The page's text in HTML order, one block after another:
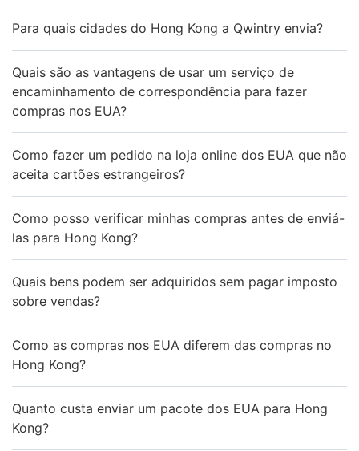
Para quais cidades do Hong Kong a Qwintry envia?
Quais são as vantagens de usar um serviço de
encaminhamento de correspondência para fazer
compras nos EUA?
Como fazer um pedido na loja online dos EUA que não
aceita cartões estrangeiros?
Como posso verificar minhas compras antes de enviá-
las para Hong Kong?
Quais bens podem ser adquiridos sem pagar imposto
sobre vendas?
Como as compras nos EUA diferem das compras no
Hong Kong?
Quanto custa enviar um pacote dos EUA para Hong
Kong?